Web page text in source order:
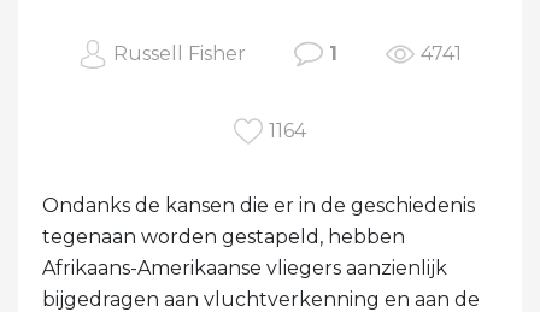
Russell Fisher 1 4741
1164
Ondanks de kansen die er in de geschiedenis
tegenaan worden gestapeld, hebben
Afrikaans-Amerikaanse vliegers aanzienlijk
bijgedragen aan vluchtverkenning en aan de